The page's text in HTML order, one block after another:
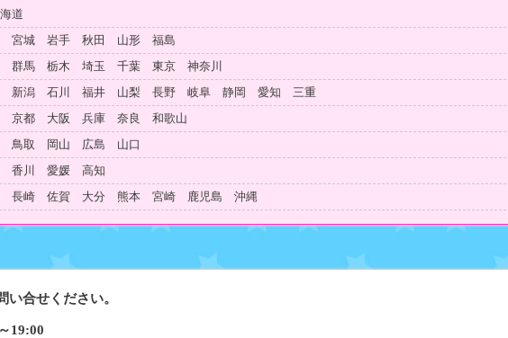
道
宮城 岩手 秋田 山形 福島
群馬 栃木 埼玉 千葉 東京 神奈川
新潟 石川 福井 山梨 長野 岐阜 静岡 愛知 三重
京都 大阪 兵庫 奈良 和歌山
鳥取 岡山 広島 山口
香川 愛媛 高知
長崎 佐賀 大分 熊本 宮崎 鹿児島 沖縄
19:00